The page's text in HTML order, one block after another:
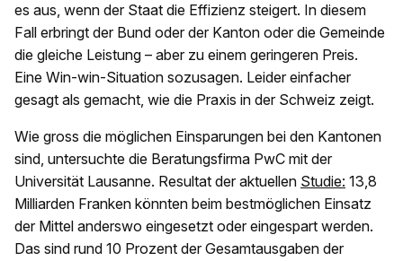
es aus, wenn der Staat die Effizienz steigert. In diesem
Fall erbringt der Bund oder der Kanton oder die Gemeinde
die gleiche Leistung – aber zu einem geringeren Preis.
Eine Win-win-Situation sozusagen. Leider einfacher
gesagt als gemacht, wie die Praxis in der Schweiz zeigt.
Wie gross die möglichen Einsparungen bei den Kantonen
sind, untersuchte die Beratungsfirma PwC mit der
Universität Lausanne. Resultat der aktuellen Studie: 13,8
Milliarden Franken könnten beim bestmöglichen Einsatz
der Mittel anderswo eingesetzt oder eingespart werden.
Das sind rund 10 Prozent der Gesamtausgaben der